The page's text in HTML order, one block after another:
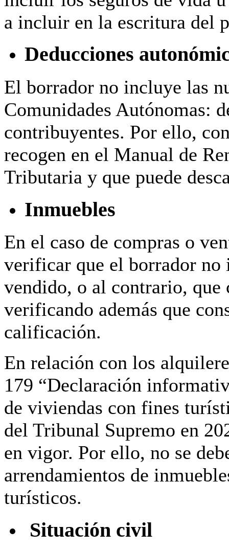
a incluir en la escritura del
Deducciones
El borrador no incluye las
Comunidades Autónomas:
contribuyentes. Por ello,
recogen en el Manual de
Tributaria y que puede
Inmuebles
En el caso de compras o
verificar que el borrador no
vendido, o al contrario, que
verificando además que
calificación.
En relación con los
179 “Declaración
de viviendas con fines
del Tribunal Supremo en
en vigor. Por ello, no se
arrendamientos de
turísticos.
Situación civil